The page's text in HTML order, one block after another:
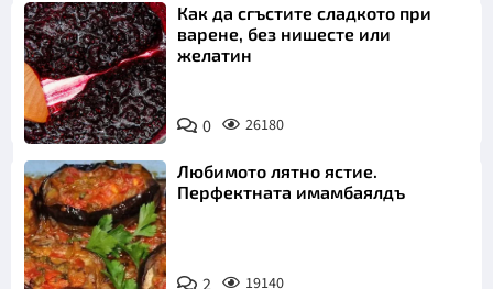
Как да сгъстите сладкото при
варене, без нишесте или
желатин
0 26180
Любимото лятно ястие.
Перфектната имамбаялдъ
19140